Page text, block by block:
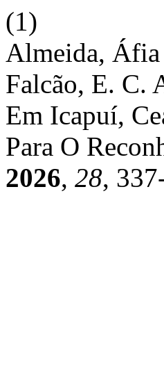
(1)
Almeida, Áfia
Falcão, E. C.
Em Icapuí,
Para O
2026, 28,